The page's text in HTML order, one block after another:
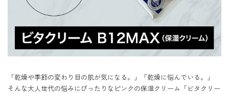
「乾燥や季節の変わり目の肌が気になる。」「乾燥に悩んでいる。」
そんな大人世代の悩みにぴったりなピンクの保湿クリーム「ビタクリー